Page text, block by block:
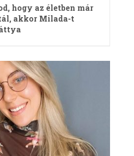
hogy az életben már
akkor Milada-t